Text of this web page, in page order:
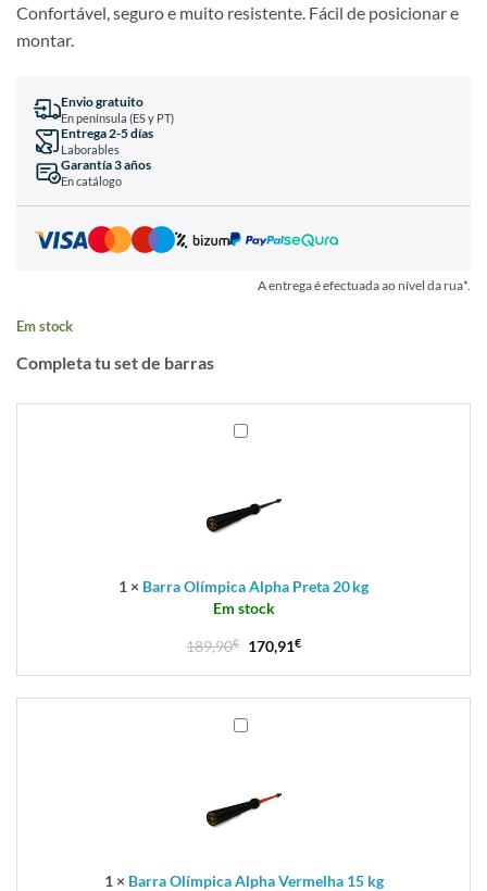
Confortável, seguro e muito resistente. Fácil de posicionar e
montar.
Envio gratuito
En península (ES y PT)
Entrega 2-5 días
Laborables
Garantía 3 años
En catálogo
A entrega é efectuada ao nível da rua*.
Em stock
Completa tu set de barras
1 × Barra Olímpica Alpha Preta 20 kg
Em stock
189,90€ 170,91€
1 × Barra Olímpica Alpha Vermelha 15 kg